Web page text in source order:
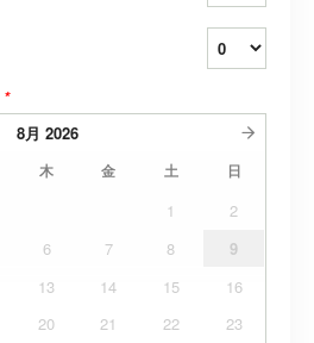
*
8月 2026
木 金 土 日
1
2
6 7 8
9
13 14 15
16
20 21 22
23